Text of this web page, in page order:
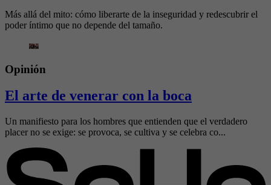
Más allá del mito: cómo liberarte de la inseguridad y redescubrir el
poder íntimo que no depende del tamaño.
Opinión
El arte de venerar con la boca
Un manifiesto para los hombres que entienden que el verdadero
placer no se exige: se provoca, se cultiva y se celebra co...